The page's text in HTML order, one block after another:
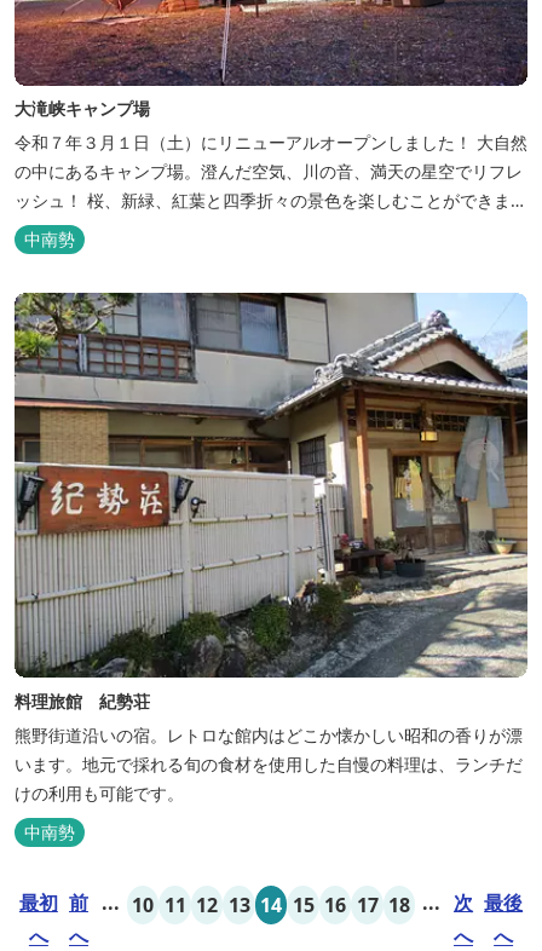
大滝峡キャンプ場
令和７年３月１日（土）にリニューアルオープンしました！ 大自然
の中にあるキャンプ場。澄んだ空気、川の音、満天の星空でリフレ
ッシュ！ 桜、新緑、紅葉と四季折々の景色を楽しむことができま
す。 紀勢自動車道「大宮大台Ic」から車で約10分と好アクセス！
今年の営業は１２月１４日（日）までです！来年は３月１日（日）
からの営業となりますのでよろしくお願いします！ ソロサイト・オ
ートテント...
中南勢
料理旅館 紀勢荘
熊野街道沿いの宿。レトロな館内はどこか懐かしい昭和の香りが漂
います。地元で採れる旬の食材を使用した自慢の料理は、ランチだ
けの利用も可能です。
中南勢
最初
へ
前
へ
... 10 11 12 13 14 15 16 17 18 ... 次
へ
最後
へ